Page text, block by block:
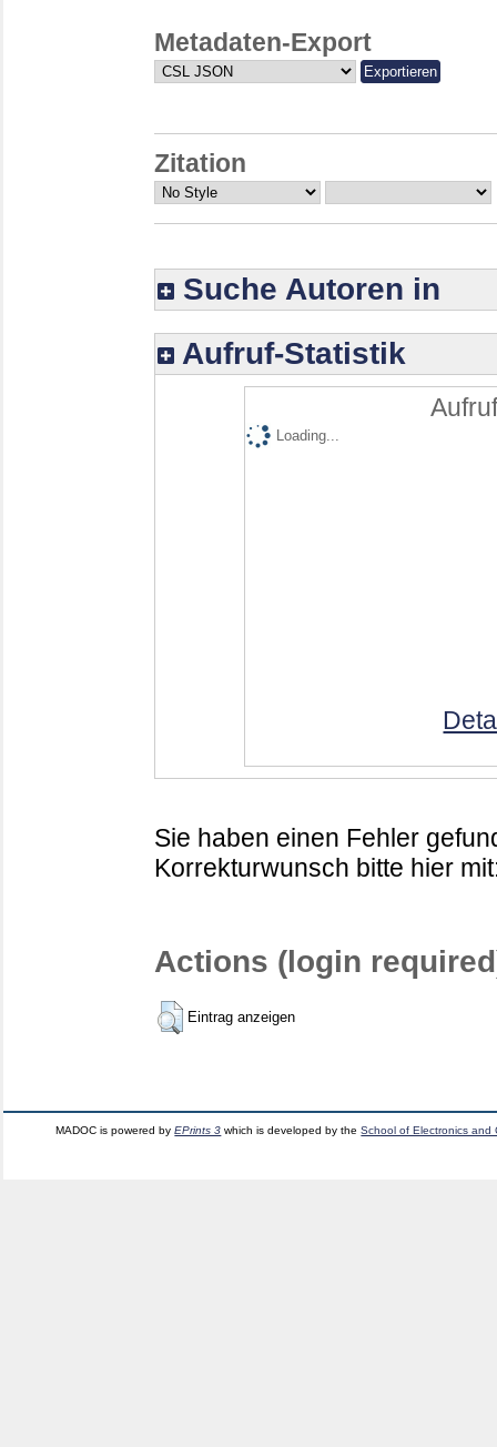
Metadaten-Export
Zitation
Suche Autoren in
Aufruf-Statistik
Loading...
Sie haben einen Fehler
Korrekturwunsch bitte hier
Actions (login
Eintrag anzeigen
MADOC is powered byEPrints 3 which is developed by theSchool of Electronics and